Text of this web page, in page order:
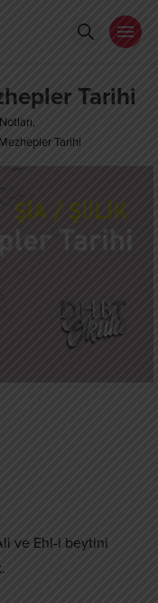
Tarihi
,
Tarihi
ve Ehl-i beytini